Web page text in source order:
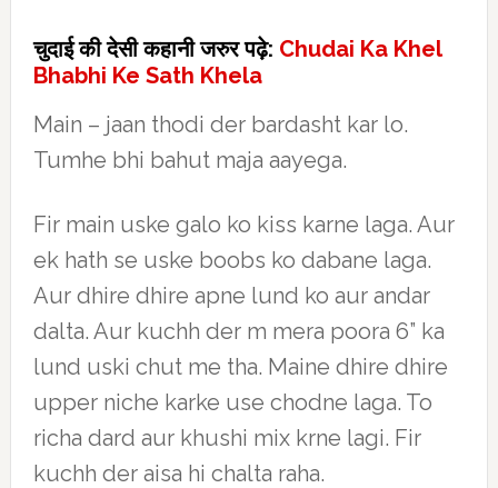
चुदाई की देसी कहानी जरुर पढ़े: Chudai Ka Khel
Bhabhi Ke Sath Khela
Main – jaan thodi der bardasht kar lo.
Tumhe bhi bahut maja aayega.
Fir main uske galo ko kiss karne laga. Aur
ek hath se uske boobs ko dabane laga.
Aur dhire dhire apne lund ko aur andar
dalta. Aur kuchh der m mera poora 6” ka
lund uski chut me tha. Maine dhire dhire
upper niche karke use chodne laga. To
richa dard aur khushi mix krne lagi. Fir
kuchh der aisa hi chalta raha.